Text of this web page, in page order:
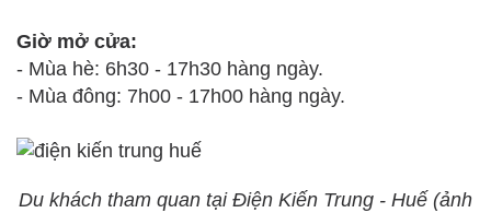
Giờ mở cửa:
- Mùa hè: 6h30 - 17h30 hàng ngày.
- Mùa đông: 7h00 - 17h00 hàng ngày.
Du khách tham quan tại Điện Kiến Trung - Huế (ảnh